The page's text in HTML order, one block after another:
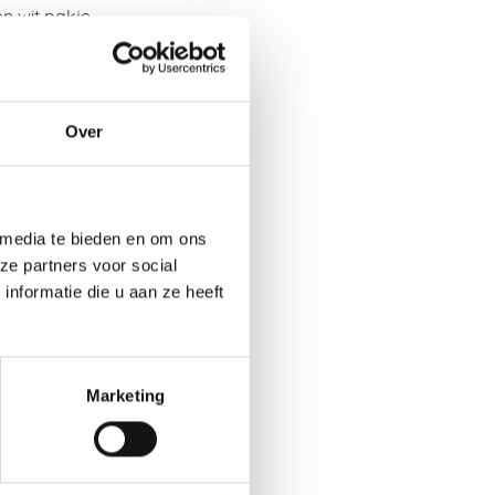
Over
te bieden en om ons
partners voor social
die u aan ze heeft
Marketing
wit pakje.
Katten
met